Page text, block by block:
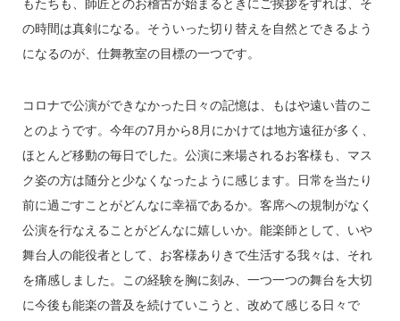
もたちも、師匠とのお稽古が始まるときにご挨拶をすれば、そ
の時間は真剣になる。そういった切り替えを自然とできるよう
になるのが、仕舞教室の目標の一つです。
コロナで公演ができなかった日々の記憶は、もはや遠い昔のこ
とのようです。今年の7月から8月にかけては地方遠征が多く、
ほとんど移動の毎日でした。公演に来場されるお客様も、マス
ク姿の方は随分と少なくなったように感じます。日常を当たり
前に過ごすことがどんなに幸福であるか。客席への規制がなく
公演を行なえることがどんなに嬉しいか。能楽師として、いや
舞台人の能役者として、お客様ありきで生活する我々は、それ
を痛感しました。この経験を胸に刻み、一つ一つの舞台を大切
に今後も能楽の普及を続けていこうと、改めて感じる日々で